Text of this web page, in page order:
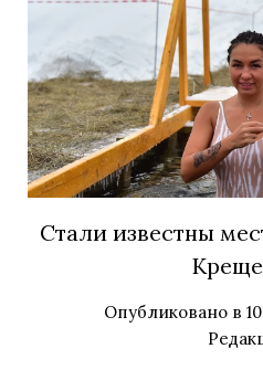
Стали известны
Опубликовано в